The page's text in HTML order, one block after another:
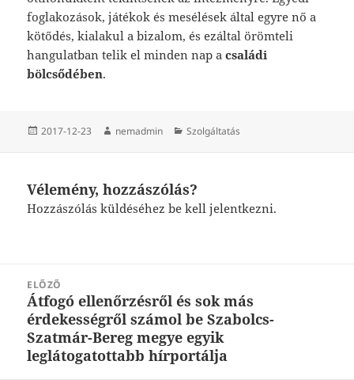
foglakozások, játékok és mesélések által egyre nő a
kötődés, kialakul a bizalom, és ezáltal örömteli
hangulatban telik el minden nap acsaládi
bölcsődében.
Közzétéve
2017-12-23 Szerző
nemadmin Kategória
Szolgáltatás
Vélemény, hozzászólás?
Hozzászólás küldéséhezbe kell jelentkezni.
navigáció
ELŐZŐ
Korábbi
bejegyzések:
Átfogó ellenőrzésről és sok más
érdekességről számol be Szabolcs-
Szatmár-Bereg megye egyik
leglátogatottabb hírportálja